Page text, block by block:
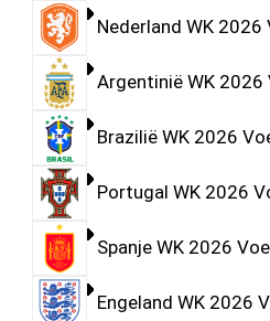
Nederland WK
Argentinië WK
Brazilië WK 2026
Portugal WK 2026
Spanje WK 2026
Engeland WK 2026